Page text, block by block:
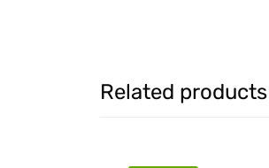
Related products